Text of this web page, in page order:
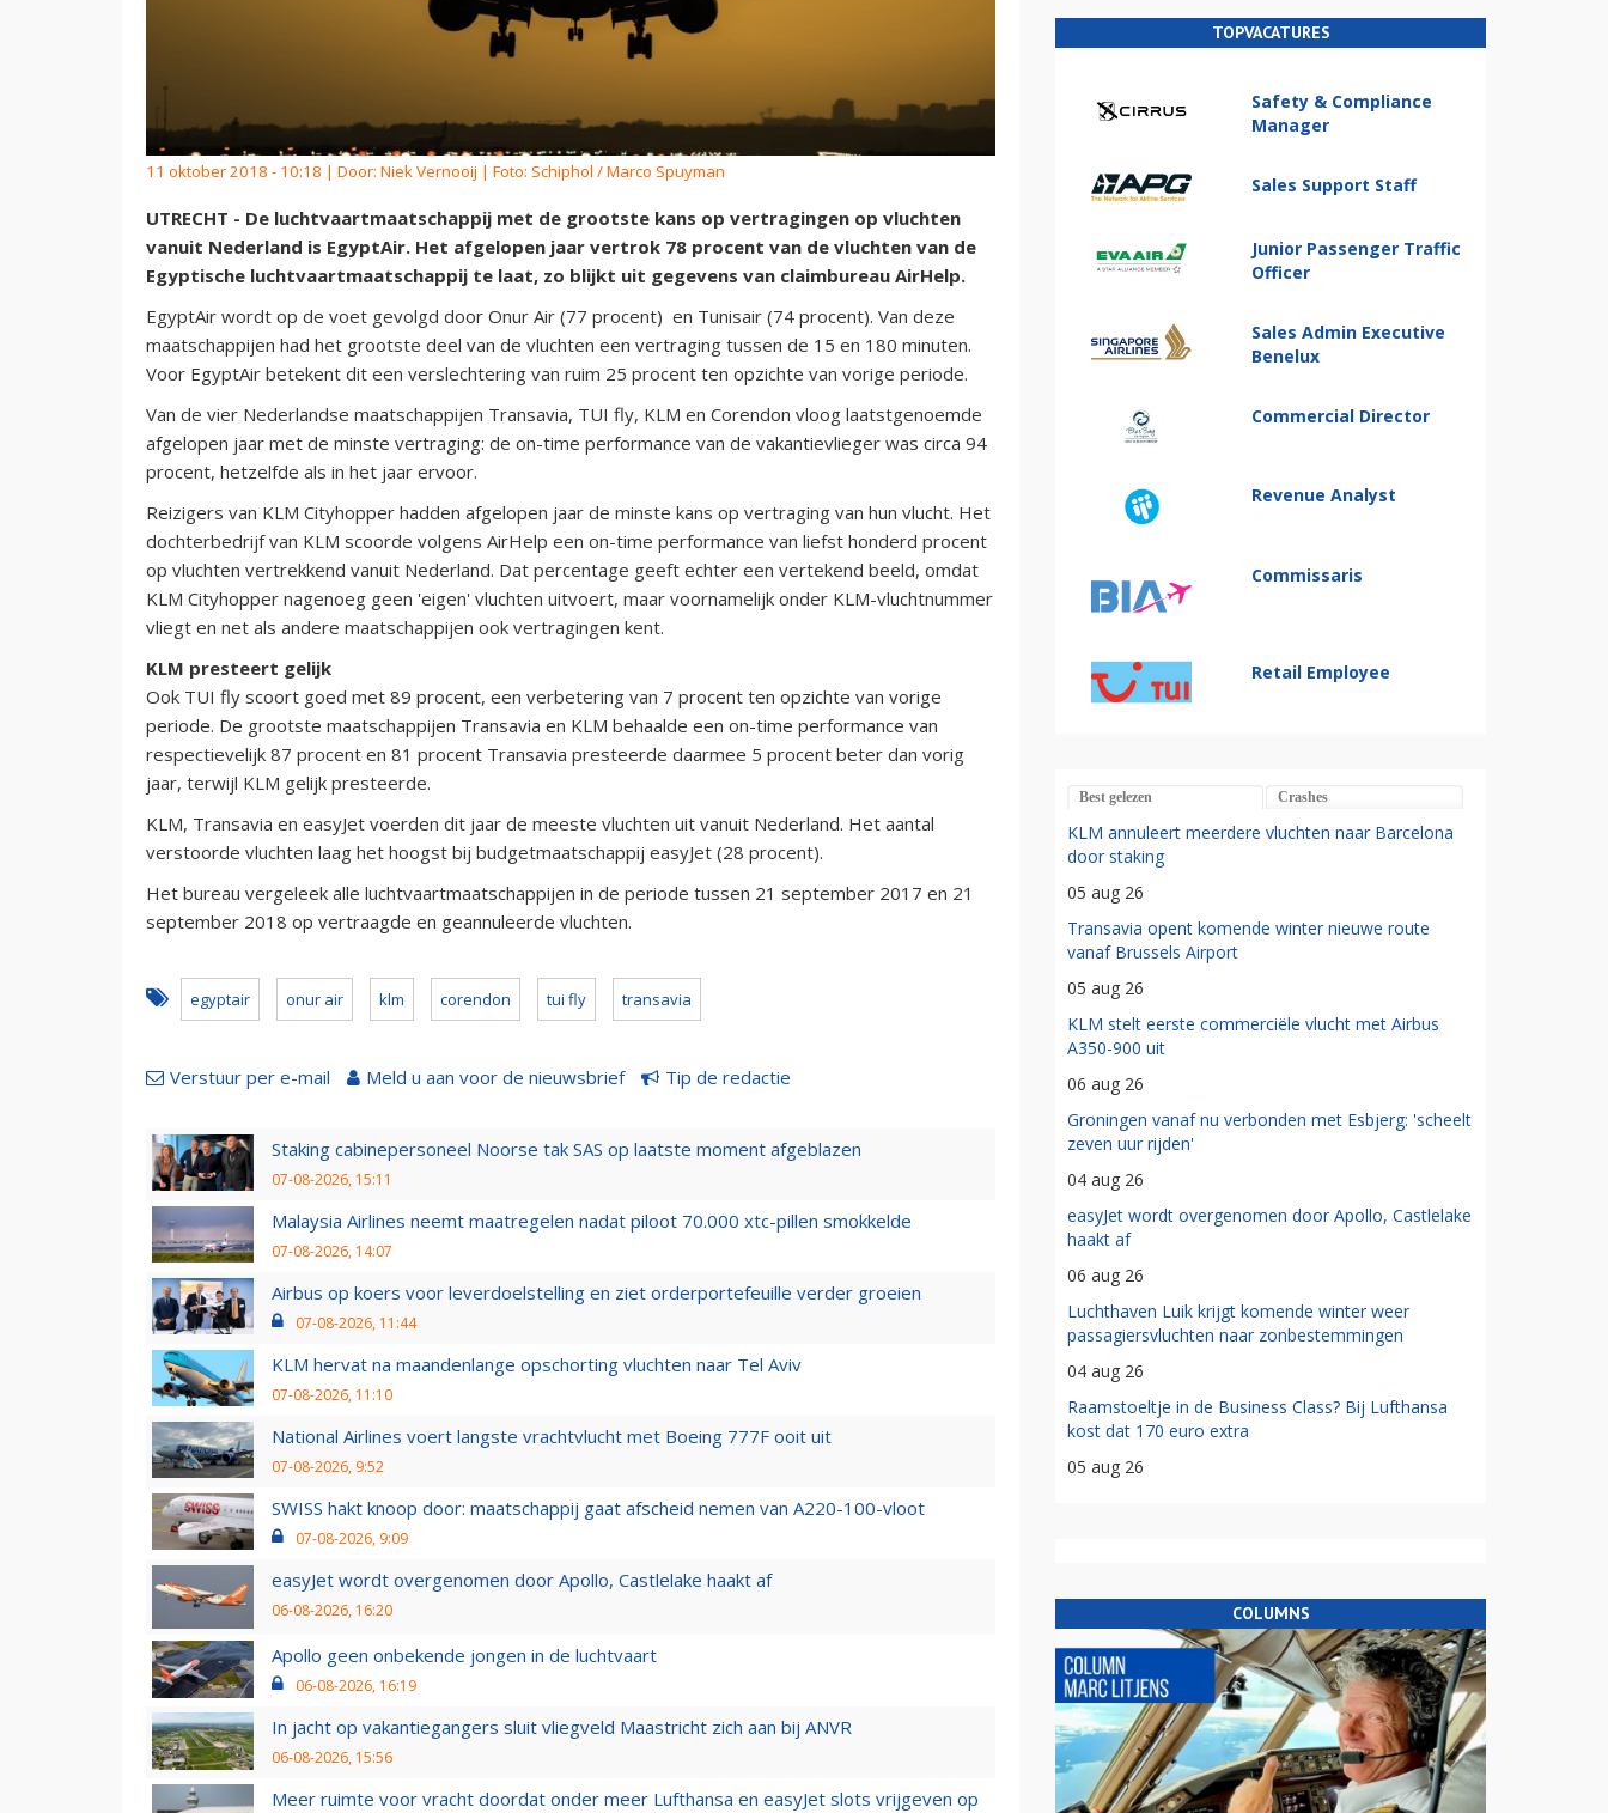
11 oktober 2018 - 10:18 | Door: Niek Vernooij | Foto: Schiphol / Marco Spuyman
UTRECHT - De luchtvaartmaatschappij met de grootste kans op vertragingen op vluchten
vanuit Nederland is EgyptAir. Het afgelopen jaar vertrok 78 procent van de vluchten van de
Egyptische luchtvaartmaatschappij te laat, zo blijkt uit gegevens van claimbureau AirHelp.
EgyptAir wordt op de voet gevolgd door Onur Air (77 procent) en Tunisair (74 procent). Van deze
maatschappijen had het grootste deel van de vluchten een vertraging tussen de 15 en 180 minuten.
Voor EgyptAir betekent dit een verslechtering van ruim 25 procent ten opzichte van vorige periode.
Van de vier Nederlandse maatschappijen Transavia, TUI fly, KLM en Corendon vloog laatstgenoemde
afgelopen jaar met de minste vertraging: de on-time performance van de vakantievlieger was circa 94
procent, hetzelfde als in het jaar ervoor.
Reizigers van KLM Cityhopper hadden afgelopen jaar de minste kans op vertraging van hun vlucht. Het
dochterbedrijf van KLM scoorde volgens AirHelp een on-time performance van liefst honderd procent
op vluchten vertrekkend vanuit Nederland. Dat percentage geeft echter een vertekend beeld, omdat
KLM Cityhopper nagenoeg geen 'eigen' vluchten uitvoert, maar voornamelijk onder KLM-vluchtnummer
vliegt en net als andere maatschappijen ook vertragingen kent.
KLM presteert gelijk
Ook TUI fly scoort goed met 89 procent, een verbetering van 7 procent ten opzichte van vorige
periode. De grootste maatschappijen Transavia en KLM behaalde een on-time performance van
respectievelijk 87 procent en 81 procent Transavia presteerde daarmee 5 procent beter dan vorig
jaar, terwijl KLM gelijk presteerde.
KLM, Transavia en easyJet voerden dit jaar de meeste vluchten uit vanuit Nederland. Het aantal
verstoorde vluchten laag het hoogst bij budgetmaatschappij easyJet (28 procent).
Het bureau vergeleek alle luchtvaartmaatschappijen in de periode tussen 21 september 2017 en 21
september 2018 op vertraagde en geannuleerde vluchten.
egyptair onur air klm corendon tui fly transavia
Verstuur per e-mail Meld u aan voor de nieuwsbrief Tip de redactie
Staking cabinepersoneel Noorse tak SAS op laatste moment afgeblazen
07-08-2026, 15:11
Malaysia Airlines neemt maatregelen nadat piloot 70.000 xtc-pillen smokkelde
07-08-2026, 14:07
Airbus op koers voor leverdoelstelling en ziet orderportefeuille verder groeien
07-08-2026, 11:44
KLM hervat na maandenlange opschorting vluchten naar Tel Aviv
07-08-2026, 11:10
National Airlines voert langste vrachtvlucht met Boeing 777F ooit uit
07-08-2026, 9:52
SWISS hakt knoop door: maatschappij gaat afscheid nemen van A220-100-vloot
07-08-2026, 9:09
easyJet wordt overgenomen door Apollo, Castlelake haakt af
06-08-2026, 16:20
Apollo geen onbekende jongen in de luchtvaart
06-08-2026, 16:19
In jacht op vakantiegangers sluit vliegveld Maastricht zich aan bij ANVR
06-08-2026, 15:56
Meer ruimte voor vracht doordat onder meer Lufthansa en easyJet slots vrijgeven op
TOPVACATURES
Safety & Compliance
Manager
Sales Support Staff
Junior Passenger Traffic
Officer
Sales Admin Executive
Benelux
Commercial Director
Revenue Analyst
Commissaris
Retail Employee
Best gelezen Crashes
KLM annuleert meerdere vluchten naar Barcelona
door staking
05 aug 26
Transavia opent komende winter nieuwe route
vanaf Brussels Airport
05 aug 26
KLM stelt eerste commerciële vlucht met Airbus
A350-900 uit
06 aug 26
Groningen vanaf nu verbonden met Esbjerg: 'scheelt
zeven uur rijden'
04 aug 26
easyJet wordt overgenomen door Apollo, Castlelake
haakt af
06 aug 26
Luchthaven Luik krijgt komende winter weer
passagiersvluchten naar zonbestemmingen
04 aug 26
Raamstoeltje in de Business Class? Bij Lufthansa
kost dat 170 euro extra
05 aug 26
COLUMNS